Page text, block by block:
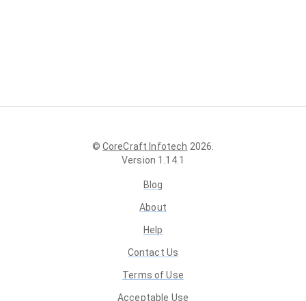
© CoreCraft Infotech 2026.
Version 1.14.1
Blog
About
Help
Contact Us
Terms of Use
Acceptable Use